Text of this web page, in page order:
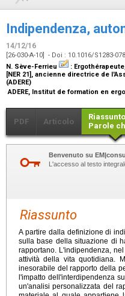
Indipendenza,
14/12/16
[26-030-A-10] - Doi : 10.1016/S1283-
N. Sève-Ferrieu
:
[NER 21], ancienne directrice de
(ADERE)
ADERE, Institut de formation en
PDF Articolo
Riassunto
Parole
Benvenuto su
L'accesso al testo
Riassunto
A partire dalla definizione di
sulla base della situazione di
rapportano. L'indipendenza,
attività della vita quotidiana.
inesorabile del rapporto della
l'impatto dell'interdipendenza
un'analisi personalizzata del